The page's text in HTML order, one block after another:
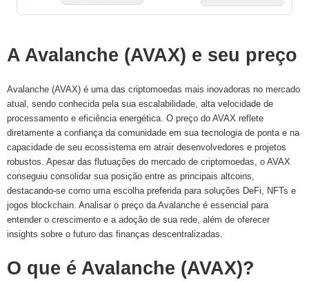
A Avalanche (AVAX) e seu preço
Avalanche (AVAX) é uma das criptomoedas mais inovadoras no mercado
atual, sendo conhecida pela sua escalabilidade, alta velocidade de
processamento e eficiência energética. O preço do AVAX reflete
diretamente a confiança da comunidade em sua tecnologia de ponta e na
capacidade de seu ecossistema em atrair desenvolvedores e projetos
robustos. Apesar das flutuações do mercado de criptomoedas, o AVAX
conseguiu consolidar sua posição entre as principais altcoins,
destacando-se como uma escolha preferida para soluções DeFi, NFTs e
jogos blockchain. Analisar o preço da Avalanche é essencial para
entender o crescimento e a adoção de sua rede, além de oferecer
insights sobre o futuro das finanças descentralizadas.
O que é Avalanche (AVAX)?